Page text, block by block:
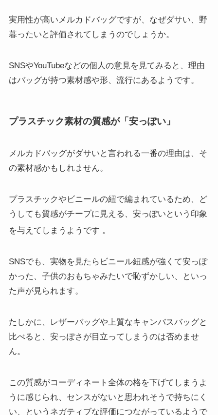
実用性が高いメルカドバッグですが、なぜダサい、野
暮ったいと評価されてしまうのでしょうか。
SNSやYouTubeなどの個人の意見を見てみると、理由
はバッグが持つ素材感や形、流行にあるようです。
プラスチック素材の質感が「安っぽい」
メルカドバッグがダサいと言われる一番の理由は、そ
の素材感かもしれません。
プラスチックやビニールの紐で編まれているため、ど
うしても質感がチープに見える、安っぽいという印象
を与えてしまうようです 。
SNSでも、実物を見たらビニール紐感が強くて安っぽ
かった、子供のおもちゃみたいで恥ずかしい、といっ
た声が見られます。
たしかに、レザーバッグや上質なキャンバスバッグと
比べると、安っぽさが目立ってしまうのは否めませ
ん。
この質感がコーディネート全体の格を下げてしまうよ
うに感じられ、センスがないと思われそうで持ちにく
い、というネガティブな評価につながっているようで